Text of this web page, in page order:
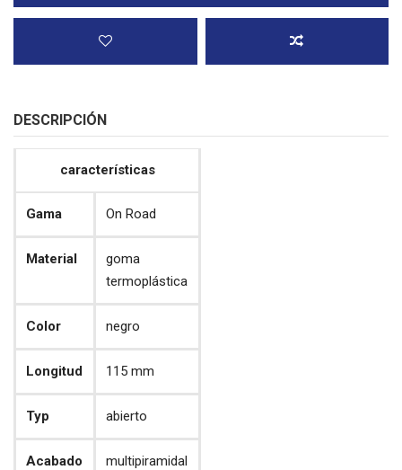
DESCRIPCIÓN
características
Gama On Road
Material
goma
termoplástica
Color negro
Longitud 115 mm
Typ abierto
Acabado multipiramidal